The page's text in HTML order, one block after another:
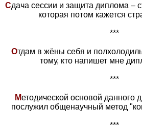
Сдача сессии и защита диплома –
которая потом кажется
***
Отдам в жёны себя и
тому, кто напишет мне
***
Методической основой данного
послужил общенаучный метод
***